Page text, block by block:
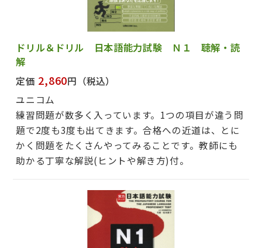
ドリル＆ドリル 日本語能力試験 Ｎ１ 聴解・読
解
定価 2,860円 （税込）
ユニコム
練習問題が数多く入っています。1つの項目が違う問
題で2度も3度も出てきます。合格への近道は、とに
かく問題をたくさんやってみることです。教師にも
助かる丁寧な解説(ヒントや解き方)付。